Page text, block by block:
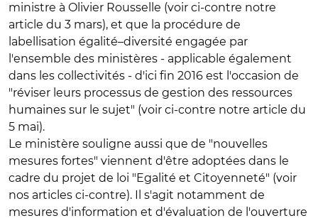
ministre à Olivier Rousselle (voir ci-contre notre
article du 3 mars), et que la procédure de
labellisation égalité–diversité engagée par
l'ensemble des ministères - applicable également
dans les collectivités - d'ici fin 2016 est l'occasion de
"réviser leurs processus de gestion des ressources
humaines sur le sujet" (voir ci-contre notre article du
5 mai).
Le ministère souligne aussi que de "nouvelles
mesures fortes" viennent d'être adoptées dans le
cadre du projet de loi "Egalité et Citoyenneté" (voir
nos articles ci-contre). Il s'agit notamment de
mesures d'information et d'évaluation de l'ouverture